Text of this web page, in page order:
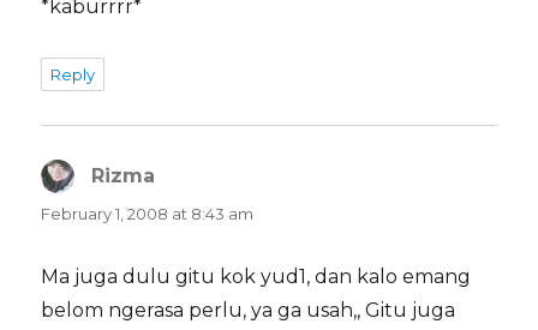
*kaburrrr*
Reply
Rizma
February 1, 2008 at 8:43 am
Ma juga dulu gitu kok yud1, dan kalo emang
belom ngerasa perlu, ya ga usah,, Gitu juga